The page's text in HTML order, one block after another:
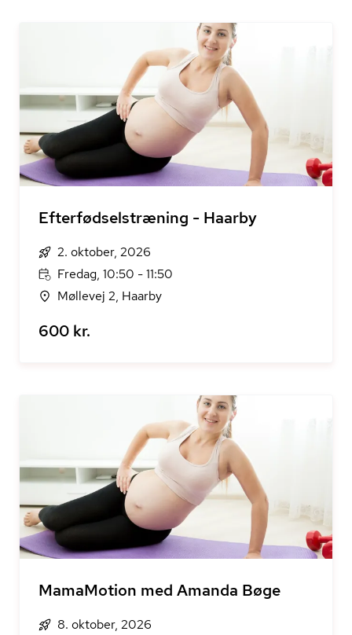
Efterfødselstræning - Haarby
2. oktober, 2026
Fredag, 10:50 - 11:50
Møllevej 2, Haarby
600 kr.
MamaMotion med Amanda Bøge
8. oktober, 2026